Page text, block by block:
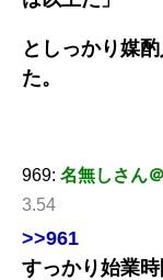
としっかり媒
た。
969: 名無しさん
3.54
>>961
すっかり始業